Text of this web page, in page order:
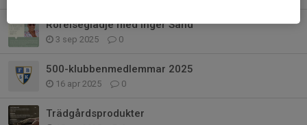
Rörelseglädje med Inger Sand
3 sep 2025 0
500-klubbenmedlemmar 2025
16 apr 2025 0
Trädgårdsprodukter